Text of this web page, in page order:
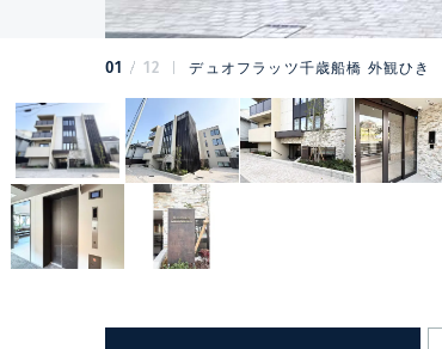
01 12 デュオフラッツ千歳船橋 外観ひき